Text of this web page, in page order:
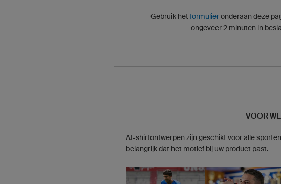
Gebruik het formulieronderaan deze
ongeveer 2 minuten in
VOOR
AI-shirtontwerpen zijn geschikt voor alle
belangrijk dat het motief bij uw product past.